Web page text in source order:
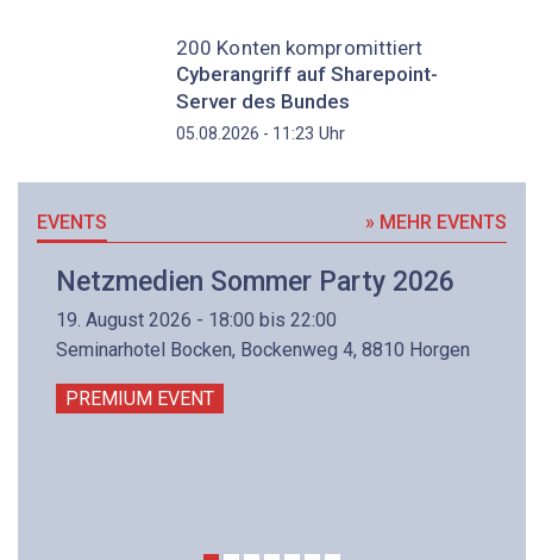
200 Konten kompromittiert
Cyberangriff auf Sharepoint-
Server des Bundes
05.08.2026 - 11:23 Uhr
EVENTS » MEHR EVENTS
Netzmedien Sommer Party 2026
19. August 2026 - 18:00 bis 22:00
Seminarhotel Bocken, Bockenweg 4, 8810 Horgen
PREMIUM EVENT